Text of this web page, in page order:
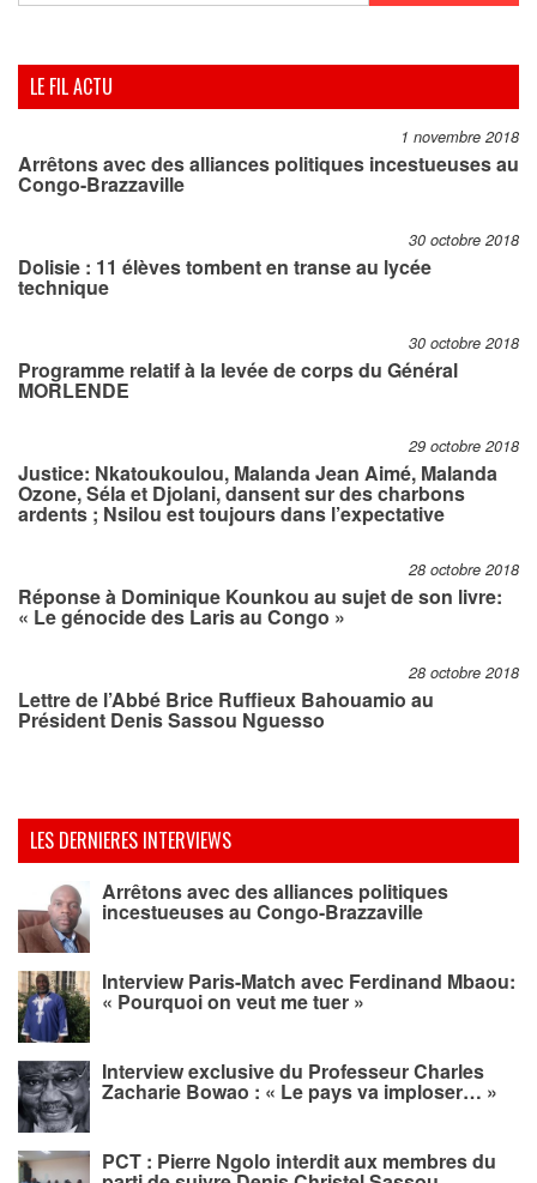
LE FIL ACTU
1 novembre 2018
Arrêtons avec des alliances politiques incestueuses au
Congo-Brazzaville
30 octobre 2018
Dolisie : 11 élèves tombent en transe au lycée
technique
30 octobre 2018
Programme relatif à la levée de corps du Général
MORLENDE
29 octobre 2018
Justice: Nkatoukoulou, Malanda Jean Aimé, Malanda
Ozone, Séla et Djolani, dansent sur des charbons
ardents ; Nsilou est toujours dans l’expectative
28 octobre 2018
Réponse à Dominique Kounkou au sujet de son livre:
« Le génocide des Laris au Congo »
28 octobre 2018
Lettre de l’Abbé Brice Ruffieux Bahouamio au
Président Denis Sassou Nguesso
LES DERNIERES INTERVIEWS
Arrêtons avec des alliances politiques
incestueuses au Congo-Brazzaville
Interview Paris-Match avec Ferdinand Mbaou:
« Pourquoi on veut me tuer »
Interview exclusive du Professeur Charles
Zacharie Bowao : « Le pays va imploser… »
PCT : Pierre Ngolo interdit aux membres du